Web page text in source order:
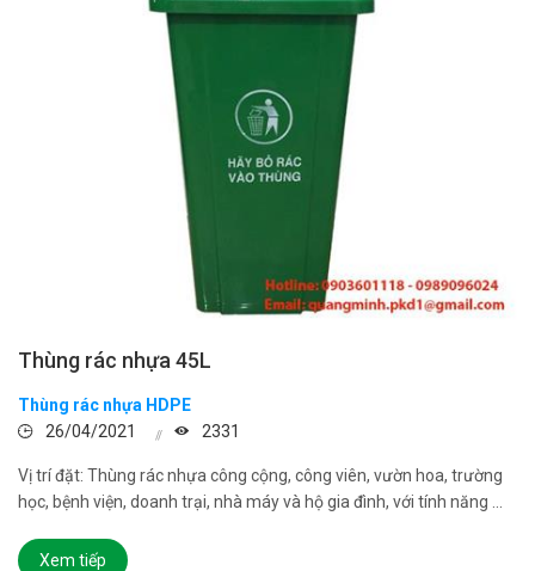
Thùng rác nhựa 45L
Thùng rác nhựa HDPE
26/04/2021
2331
Vị trí đặt: Thùng rác nhựa công cộng, công viên, vườn hoa, trường
học, bệnh viện, doanh trại, nhà máy và hộ gia đình, với tính năng ...
Xem tiếp